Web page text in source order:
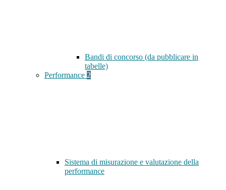
Bandi di concorso (da pubblicare in
tabelle)
Performance 2
Sistema di misurazione e valutazione della
performance